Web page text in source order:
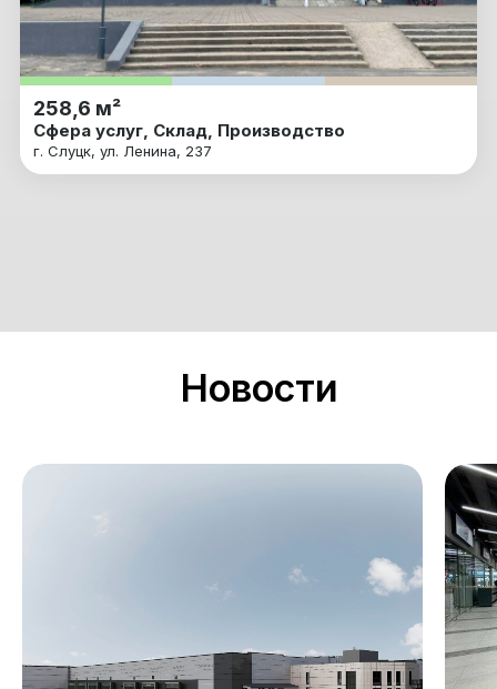
258,6 м²
Сфера услуг, Склад, Производство
г. Слуцк, ул. Ленина, 237
Новости